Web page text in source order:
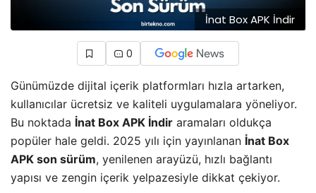
İnat Box APK İndir
0
Günümüzde dijital içerik platformları hızla artarken,
kullanıcılar ücretsiz ve kaliteli uygulamalara yöneliyor.
Bu noktada İnat Box APK İndir aramaları oldukça
popüler hale geldi. 2025 yılı için yayınlanan İnat Box
APK son sürüm, yenilenen arayüzü, hızlı bağlantı
yapısı ve zengin içerik yelpazesiyle dikkat çekiyor.